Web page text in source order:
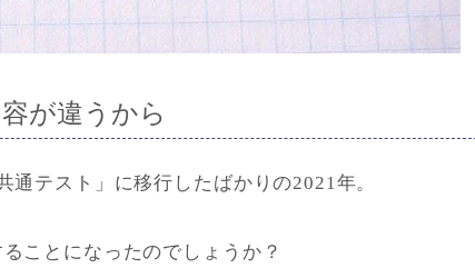
が違うから
テスト」に移行したばかりの2021年。
ことになったのでしょうか？